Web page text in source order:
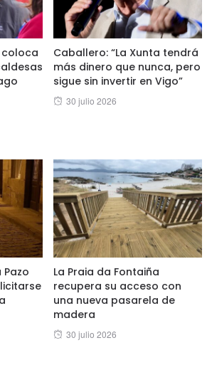
coloca
Caballero: “La Xunta tendrá
más dinero que nunca, pero
sigue sin invertir en Vigo”
Posted
30 julio 2026
La Praia da Fontaiña
recupera su acceso con
una nueva pasarela de
madera
Posted
30 julio 2026